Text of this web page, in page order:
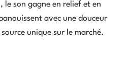
son gagne en relief et en
avec une douceur
unique sur le marché.